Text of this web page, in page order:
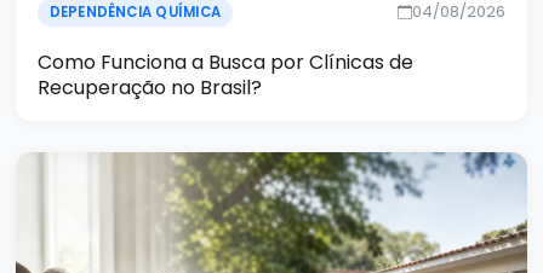
DEPENDÊNCIA QUÍMICA 04/08/2026
Como Funciona a Busca por Clínicas de
Recuperação no Brasil?